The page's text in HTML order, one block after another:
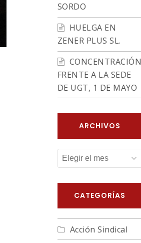
SORDO
HUELGA EN
ZENER PLUS SL.
CONCENTRACIÓN
FRENTE A LA SEDE
DE UGT, 1 DE MAYO
ARCHIVOS
ARCHIVOS
CATEGORÍAS
Acción Sindical